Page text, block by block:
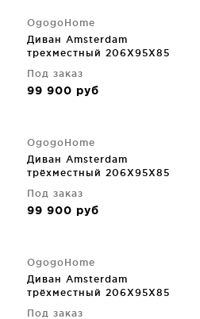
OgogoHome
Диван Amsterdam
трехместный 206X95X85
Под заказ
99 900 руб
OgogoHome
Диван Amsterdam
трёхместный 206X95X85
Под заказ
99 900 руб
OgogoHome
Диван Amsterdam
трёхместный 206X95X85
Под заказ